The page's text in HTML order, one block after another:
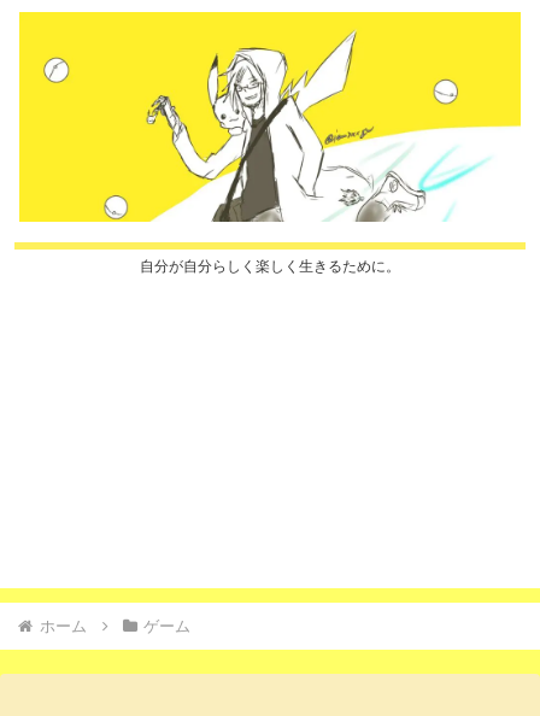
自分が自分らしく楽しく生きるために。
ホーム ゲーム